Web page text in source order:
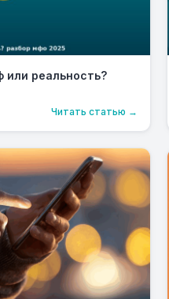
или реальность?
Читать статью →